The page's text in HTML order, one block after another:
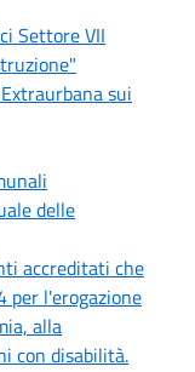
Settore VII
sui
delle
accreditati che
l'erogazione
alla
con disabilità.